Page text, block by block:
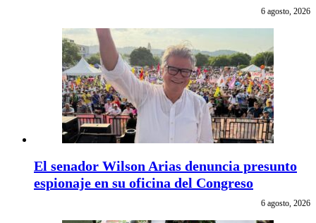
6 agosto, 2026
El senador Wilson Arias denuncia presunto
espionaje en su oficina del Congreso
6 agosto, 2026